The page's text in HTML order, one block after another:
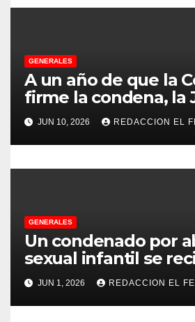
t
a
d
a
GENERALES
A un año de que la
firme la condena, la
no pudo
a CFK
JUN 10, 2026 REDACCION EL
GENERALES
Un condenado por
sexual infantil se
psicopedagogo
Servicio
Rioja
JUN 1, 2026 REDACCION EL